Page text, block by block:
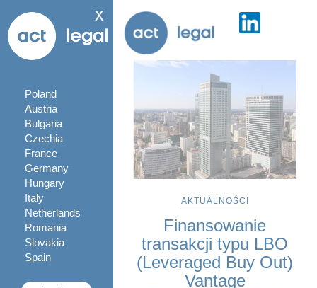
x
Poland
Austria
Bulgaria
Czechia
France
Germany
Hungary
Italy
Netherlands
Romania
Slovakia
Spain
AKTUALNOŚCI
Finansowanie
transakcji typu LBO
(Leveraged Buy Out)
Vantage